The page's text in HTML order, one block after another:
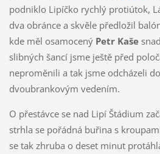
podniklo Lipíčko rychlý protiútok,
dva obránce a skvěle předložil
kde měl osamocený Petr Kaše
slibných šancí jsme ještě před
neproměnili a tak jsme odcházeli
dvoubrankovým vedením.
O přestávce se nad Lipí Štádium
strhla se pořádná buřina s
se tak zhruba o deset minut